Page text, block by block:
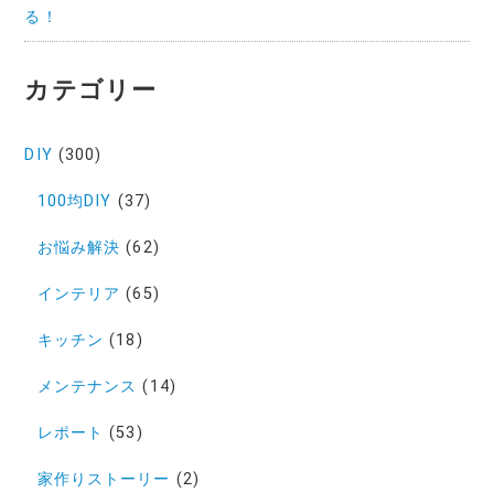
る！
カテゴリー
DIY (300)
100均DIY (37)
お悩み解決 (62)
インテリア (65)
キッチン (18)
メンテナンス (14)
レポート (53)
家作りストーリー (2)